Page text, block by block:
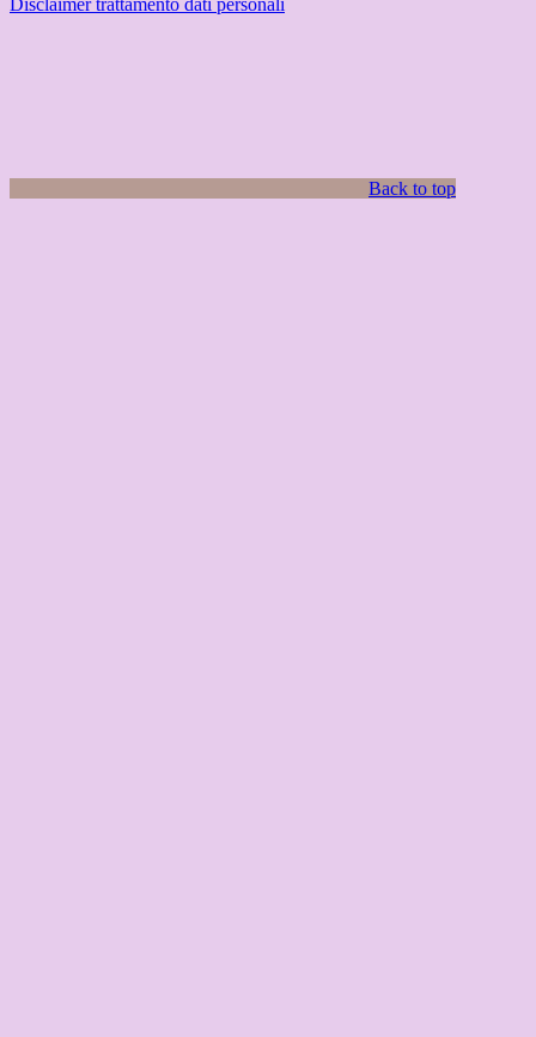
Disclaimer trattamento dati personali
Back to top